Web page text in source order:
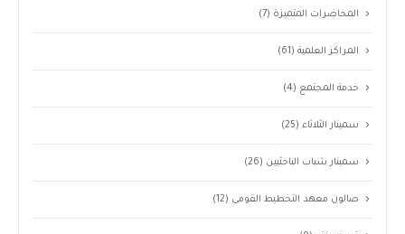
المحاضرات المتميزة (7)
المراكز العلمية(61)
خدمة المجتمع (4)
سمينار الثلاثاء(25)
سمينار شباب الباحثيين (26)
صالون معهد التخطيط القومى (12)